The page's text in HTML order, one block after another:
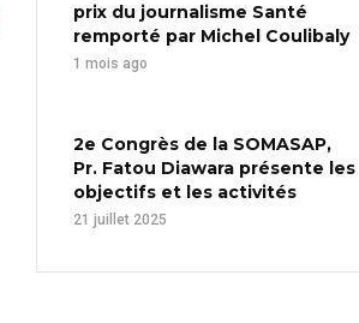
prix du journalisme Santé
remporté par Michel Coulibaly
1 mois ago
2e Congrès de la SOMASAP,
Pr. Fatou Diawara présente les
objectifs et les activités
21 juillet 2025